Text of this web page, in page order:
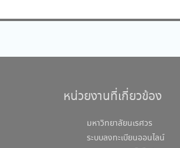
หน่วยงานที่เกี่ยวข้อง
มหาวิทยาลัยนเรศวร
ระบบลงทะเบียนออนไลน์